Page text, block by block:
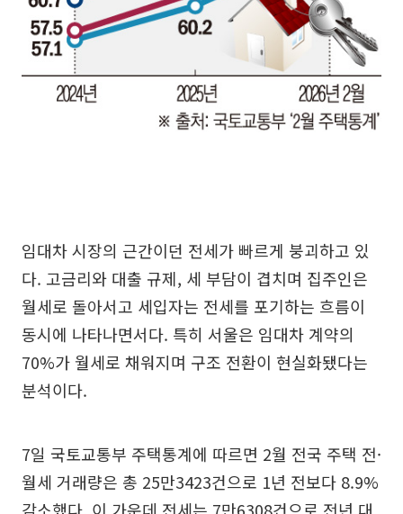
임대차 시장의 근간이던 전세가 빠르게 붕괴하고 있
다. 고금리와 대출 규제, 세 부담이 겹치며 집주인은
월세로 돌아서고 세입자는 전세를 포기하는 흐름이
동시에 나타나면서다. 특히 서울은 임대차 계약의
70%가 월세로 채워지며 구조 전환이 현실화됐다는
분석이다.
7일 국토교통부 주택통계에 따르면 2월 전국 주택 전·
월세 거래량은 총 25만3423건으로 1년 전보다 8.9%